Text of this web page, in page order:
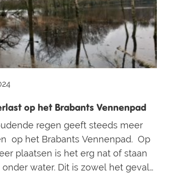
op het Brabants Vennenpad
regen geeft steeds meer
op het Brabants Vennenpad. Op
plaatsen is het erg nat of staan
water. Dit is zowel het geval